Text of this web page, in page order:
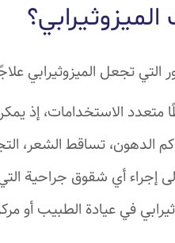
التي تجعل الميزوثيرابي
متعدد الاستخدامات، إذ
الدهون، تساقط الشعر،
إجراء أي شقوق جراحية
في عيادة الطبيب أو